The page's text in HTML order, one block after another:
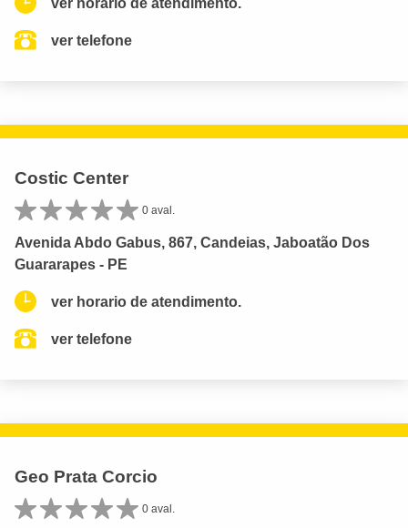
ver telefone
Costic Center
0 aval.
Avenida Abdo Gabus, 867, Candeias, Jaboatão Dos
Guararapes - PE
ver horario de atendimento.
ver telefone
Geo Prata Corcio
0 aval.